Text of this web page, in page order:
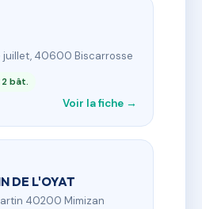
juillet, 40600 Biscarrosse
bât.
Voir la fiche →
DE L'OYAT
40200 Mimizan